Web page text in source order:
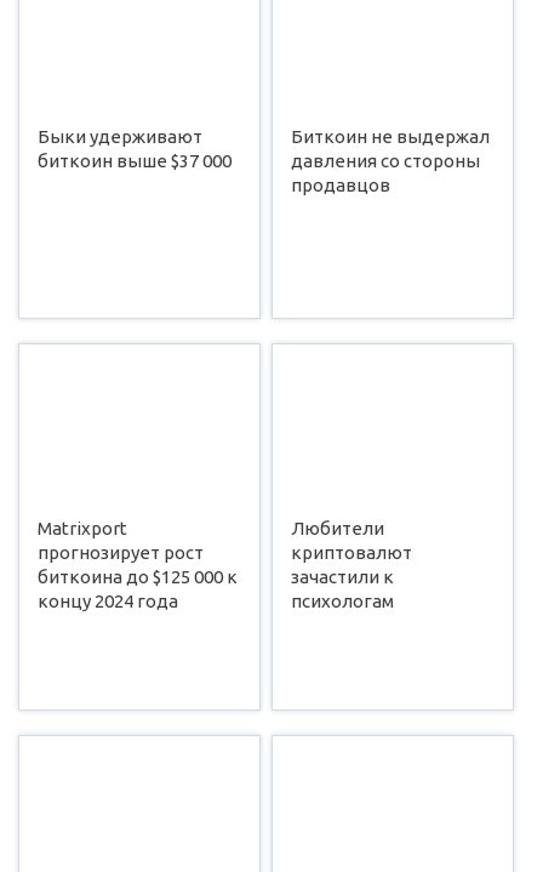
Быки удерживают
биткоин выше $37 000
Биткоин не выдержал
давления со стороны
продавцов
Matrixport
прогнозирует рост
биткоина до $125 000 к
концу 2024 года
Любители
криптовалют
зачастили к
психологам